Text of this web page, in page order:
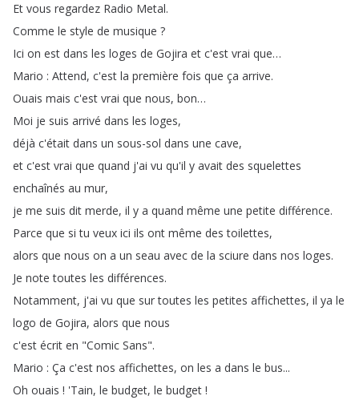
Et vous regardez Radio Metal.
Comme le style de musique ?
Ici on est dans les loges de Gojira et c'est vrai que…
Mario : Attend, c'est la première fois que ça arrive.
Ouais mais c'est vrai que nous, bon…
Moi je suis arrivé dans les loges,
déjà c'était dans un sous-sol dans une cave,
et c'est vrai que quand j'ai vu qu'il y avait des squelettes
enchaînés au mur,
je me suis dit merde, il y a quand même une petite différence.
Parce que si tu veux ici ils ont même des toilettes,
alors que nous on a un seau avec de la sciure dans nos loges.
Je note toutes les différences.
Notamment, j'ai vu que sur toutes les petites affichettes, il ya le
logo de Gojira, alors que nous
c'est écrit en "Comic Sans".
Mario : Ça c'est nos affichettes, on les a dans le bus...
Oh ouais ! 'Tain, le budget, le budget !